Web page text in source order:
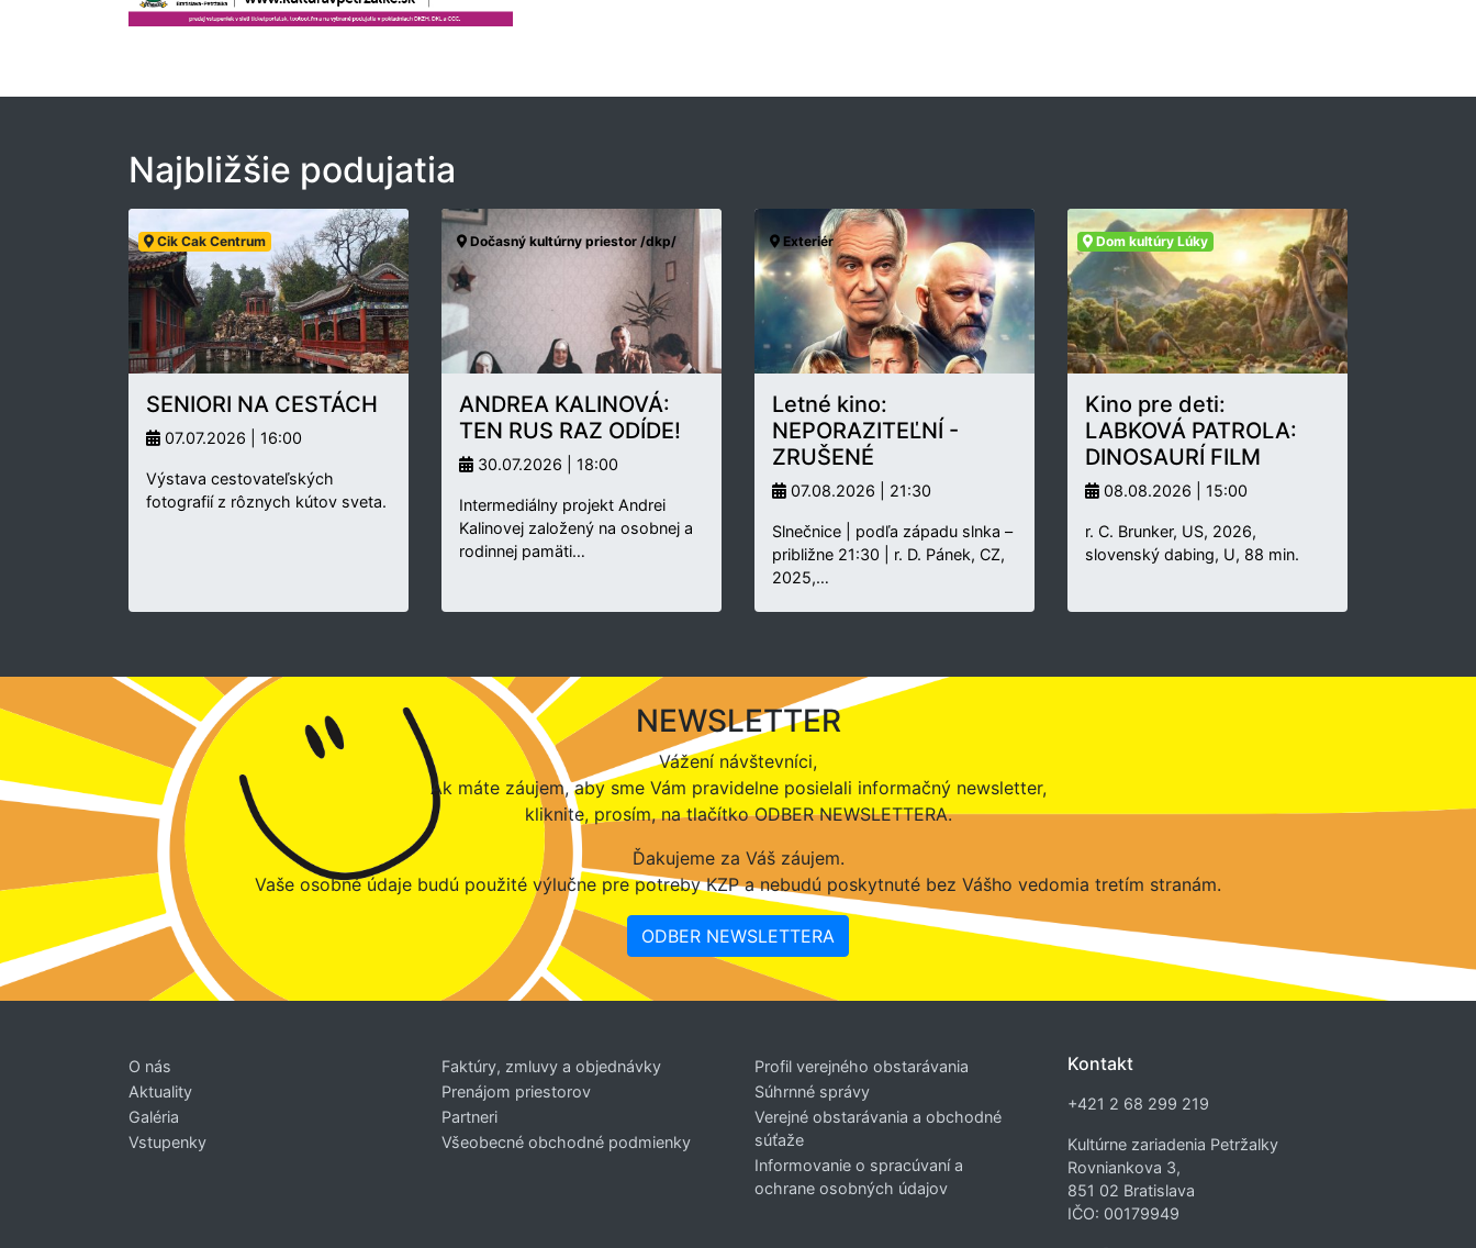
Najbližšie podujatia
Cik Cak Centrum
SENIORI NA CESTÁCH
07.07.2026 | 16:00
Výstava cestovateľských
fotografií z rôznych kútov sveta.
Dočasný kultúrny priestor /dkp/
ANDREA KALINOVÁ:
TEN RUS RAZ ODÍDE!
30.07.2026 | 18:00
Intermediálny projekt Andrei
Kalinovej založený na osobnej a
rodinnej pamäti…
Exteriér
Letné kino:
NEPORAZITEĽNÍ -
ZRUŠENÉ
07.08.2026 | 21:30
Slnečnice | podľa západu slnka –
približne 21:30 | r. D. Pánek, CZ,
2025,…
Dom kultúry Lúky
Kino pre deti:
LABKOVÁ PATROLA:
DINOSAURÍ FILM
08.08.2026 | 15:00
r. C. Brunker, US, 2026,
slovenský dabing, U, 88 min.
NEWSLETTER
Vážení návštevníci,
Ak máte záujem, aby sme Vám pravidelne posielali informačný newsletter,
kliknite, prosím, na tlačítko ODBER NEWSLETTERA.
Ďakujeme za Váš záujem.
Vaše osobné údaje budú použité výlučne pre potreby KZP a nebudú poskytnuté bez Vášho vedomia tretím stranám.
ODBER NEWSLETTERA
O nás
Aktuality
Galéria
Vstupenky
Faktúry, zmluvy a objednávky
Prenájom priestorov
Partneri
Všeobecné obchodné podmienky
Profil verejného obstarávania
Súhrnné správy
Verejné obstarávania a obchodné
súťaže
Informovanie o spracúvaní a
ochrane osobných údajov
Kontakt
+421 2 68 299 219
Kultúrne zariadenia Petržalky
Rovniankova 3,
851 02 Bratislava
IČO: 00179949